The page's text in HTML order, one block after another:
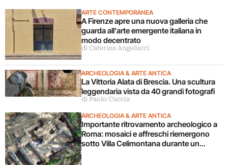
ARTE CONTEMPORANEA
A Firenze apre una nuova galleria che
guarda all’arte emergente italiana in
modo decentrato
di Caterina Angelucci
ARCHEOLOGIA & ARTE ANTICA
La Vittoria Alata di Brescia. Una scultura
leggendaria vista da 40 grandi fotografi
di Paolo Cuccia
ARCHEOLOGIA & ARTE ANTICA
Importante ritrovamento archeologico a
Roma: mosaici e affreschi riemergono
sotto Villa Celimontana durante un